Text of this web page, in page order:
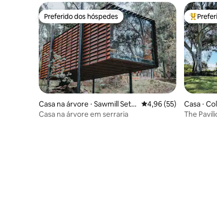
Preferido dos hóspedes
Preferido dos hóspedes
Casa na árvore ⋅ Sawmill Settl
ement
4,96 de uma
4,96 (55)
Casa na árvore em serraria
Entre
Casa ⋅
The